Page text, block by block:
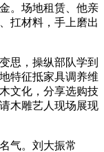
。场地租赁、他亲
扛材料，手上磨出
，操纵部队学到
特征抵家具调养维
文化，分享选购技
木雕艺人现场展现
气。刘大振常